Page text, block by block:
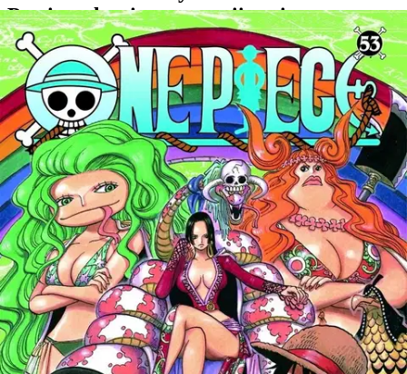
Postin pakettiautomaattiin tai
palvelupisteeseen!
Etu ei koske Suuri‑lisäpalvelulla toimitettavia tuotteita.
Tarkista myymäläsaatavuus
Ei saatavilla
Tuotekuvaus